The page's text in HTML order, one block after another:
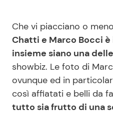
News Spettacolo
Benessere
Casa
Che vi piacciano o
Chatti e Marco Bocci
insieme siano una
showbiz. Le foto di
ovunque ed in
così affiatati e belli da
tutto sia frutto di una